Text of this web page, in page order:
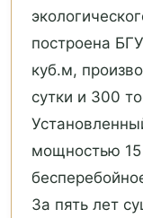
построена
куб.м,
сутки и 300
мощностью 15
За пять лет